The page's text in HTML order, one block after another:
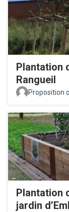
Plantation
Rangueil
Proposition
Plantation
jardin